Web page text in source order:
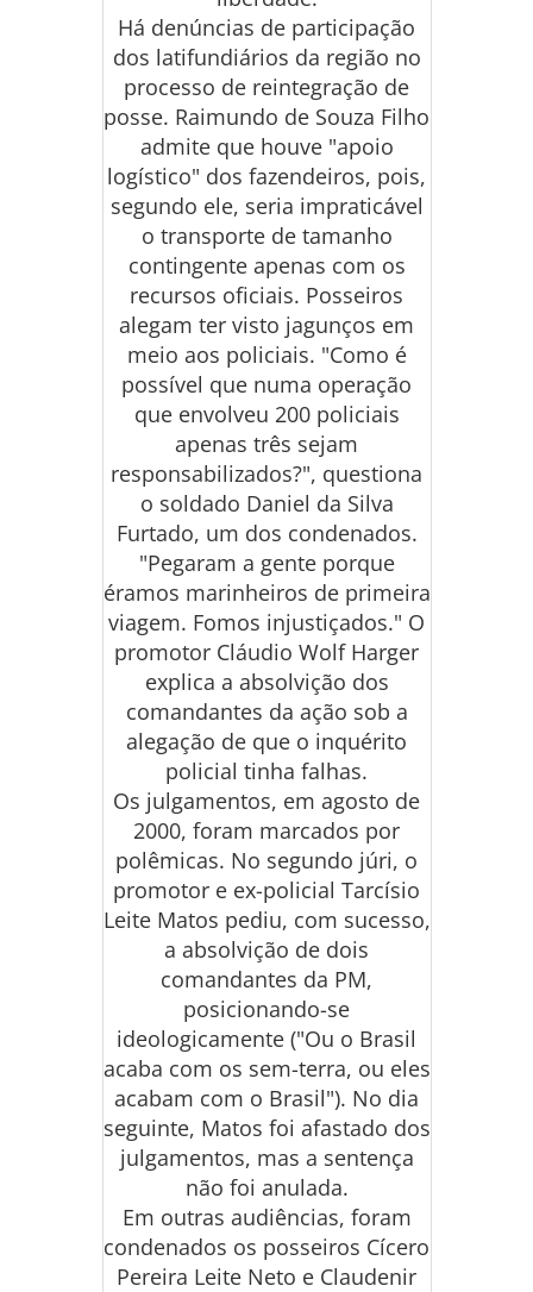
Há denúncias de participação
dos latifundiários da região no
processo de reintegração de
posse. Raimundo de Souza Filho
admite que houve "apoio
logístico" dos fazendeiros, pois,
segundo ele, seria impraticável
o transporte de tamanho
contingente apenas com os
recursos oficiais. Posseiros
alegam ter visto jagunços em
meio aos policiais. "Como é
possível que numa operação
que envolveu 200 policiais
apenas três sejam
responsabilizados?", questiona
o soldado Daniel da Silva
Furtado, um dos condenados.
"Pegaram a gente porque
éramos marinheiros de primeira
viagem. Fomos injustiçados." O
promotor Cláudio Wolf Harger
explica a absolvição dos
comandantes da ação sob a
alegação de que o inquérito
policial tinha falhas.
Os julgamentos, em agosto de
2000, foram marcados por
polêmicas. No segundo júri, o
promotor e ex-policial Tarcísio
Leite Matos pediu, com sucesso,
a absolvição de dois
comandantes da PM,
posicionando-se
ideologicamente ("Ou o Brasil
acaba com os sem-terra, ou eles
acabam com o Brasil"). No dia
seguinte, Matos foi afastado dos
julgamentos, mas a sentença
não foi anulada.
Em outras audiências, foram
condenados os posseiros Cícero
Pereira Leite Neto e Claudenir